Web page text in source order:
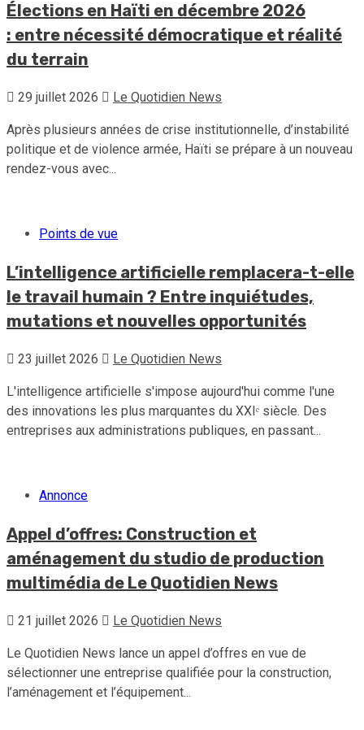
Élections en Haïti en décembre 2026
: entre nécessité démocratique et réalité
du terrain
29 juillet 2026 Le Quotidien News
Après plusieurs années de crise institutionnelle, d’instabilité
politique et de violence armée, Haïti se prépare à un nouveau
rendez-vous avec...
Points de vue
L’intelligence artificielle remplacera-t-elle
le travail humain ? Entre inquiétudes,
mutations et nouvelles opportunités
23 juillet 2026 Le Quotidien News
L'intelligence artificielle s'impose aujourd'hui comme l'une
des innovations les plus marquantes du XXIᵉ siècle. Des
entreprises aux administrations publiques, en passant...
Annonce
Appel d’offres: Construction et
aménagement du studio de production
multimédia de Le Quotidien News
21 juillet 2026 Le Quotidien News
Le Quotidien News lance un appel d’offres en vue de
sélectionner une entreprise qualifiée pour la construction,
l’aménagement et l’équipement...